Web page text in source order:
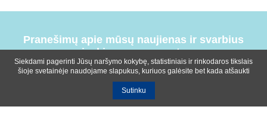
Pranešimų apie mūsų naujienas ir svarbius
įvykius prenumerata
Siekdami pagerinti Jūsų naršymo kokybę, statistiniais ir rinkodaros tikslais
šioje svetainėje naudojame slapukus, kuriuos galėsite bet kada atšaukti
Sutinku